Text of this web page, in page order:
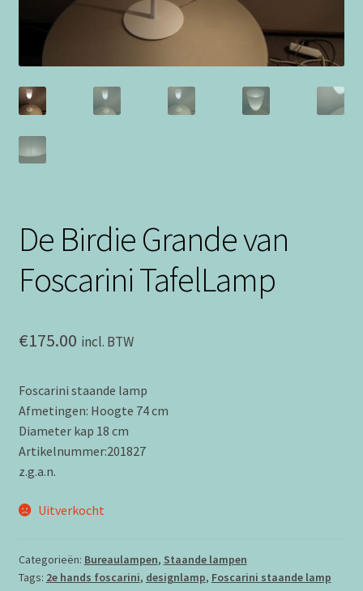
De Birdie Grande van
Foscarini TafelLamp
€175.00 incl. BTW
Foscarini staande lamp
Afmetingen: Hoogte 74 cm
Diameter kap 18 cm
Artikelnummer:201827
z.g.a.n.
Uitverkocht
Categorieën: Bureaulampen, Staande lampen
Tags: 2e hands foscarini, designlamp, Foscarini staande lamp